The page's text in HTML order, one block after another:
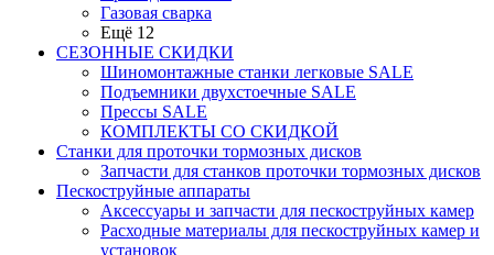
Газовая сварка
Ещё 12
СЕЗОННЫЕ СКИДКИ
Шиномонтажные станки легковые SALE
Подъемники двухстоечные SALE
Прессы SALE
КОМПЛЕКТЫ СО СКИДКОЙ
Станки для проточки тормозных дисков
Запчасти для станков проточки тормозных дисков
Пескоструйные аппараты
Аксессуары и запчасти для пескоструйных камер
Расходные материалы для пескоструйных камер и
установок